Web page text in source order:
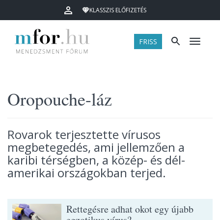
KLASSZIS ELŐFIZETÉS
FRISS Menü
Oropouche-láz
Rovarok terjesztette vírusos
megbetegedés, ami jellemzően a
karibi térségben, a közép- és dél-
amerikai országokban terjed.
Rettegésre adhat okot egy újabb